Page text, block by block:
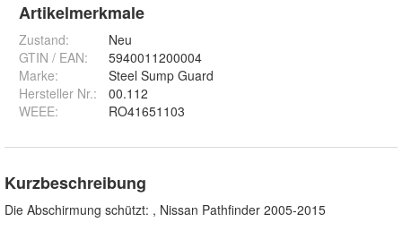
Artikelmerkmale
Zustand:
Neu
GTIN / EAN:
5940011200004
Marke:
Steel Sump Guard
Hersteller Nr.:
00.112
WEEE: RO41651103
Kurzbeschreibung
Die Abschirmung schützt: , Nissan Pathfinder 2005-2015